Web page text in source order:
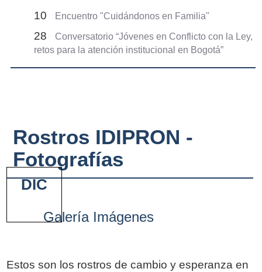
10 Encuentro "Cuidándonos en Familia"
28
Conversatorio “Jóvenes en Conflicto con la Ley,
retos para la atención institucional en Bogotá”
Rostros IDIPRON -
Fotografías
Galería Imágenes
Estos son los rostros de cambio y esperanza en
DIC